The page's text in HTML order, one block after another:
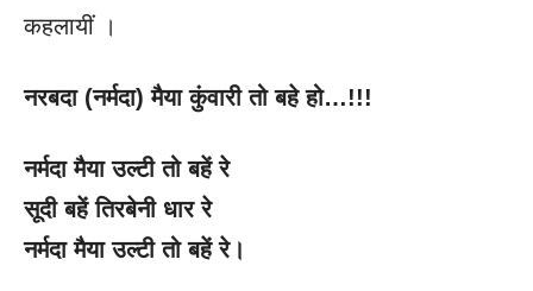
कहलायीं ।
नरबदा (नर्मदा) मैया कुंवारी तो बहे हो…!!!
नर्मदा मैया उल्टी तो बहें रे
सूदी बहें तिरबेनी धार रे
नर्मदा मैया उल्टी तो बहें रे।